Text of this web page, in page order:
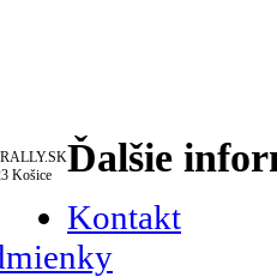
Košice
Ďalšie
Kontakt